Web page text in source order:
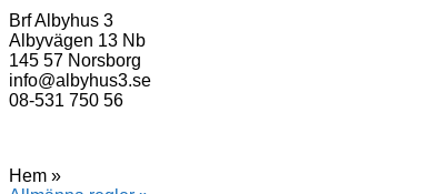
Brf Albyhus 3
Albyvägen 13 Nb
145 57 Norsborg
info@albyhus3.se
08-531 750 56
Hem »